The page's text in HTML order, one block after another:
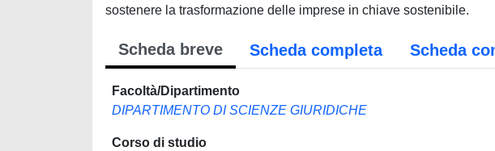
sostenere la trasformazione delle imprese in chiave sostenibile.
Scheda breve Scheda completa Scheda
Facoltà/Dipartimento
DIPARTIMENTO DI SCIENZE GIURIDICHE
Corso di studio